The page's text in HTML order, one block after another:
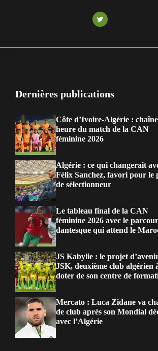
Dernières publications
Côte d’Ivoire-Algérie :
heure du match de la CAN
féminine 2026
Algérie : ce qui changerait
Félix Sanchez, favori pour le
de sélectionneur
Le tableau final de la CAN
féminine 2026 avec le
dantesque qui attend le
JS Kabylie : le projet
JSK, deuxième club algérien
doter de son centre de
Mercato : Luca Zidane va
de club après son Mondial
avec l’Algérie